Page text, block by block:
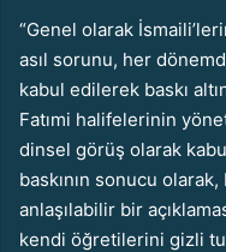
“Genel olarak
asıl sorunu, her
kabul edilerek baskı
Fatımi halifelerinin
dinsel görüş olarak
baskının sonucu
anlaşılabilir bir
kendi öğretilerini gizli